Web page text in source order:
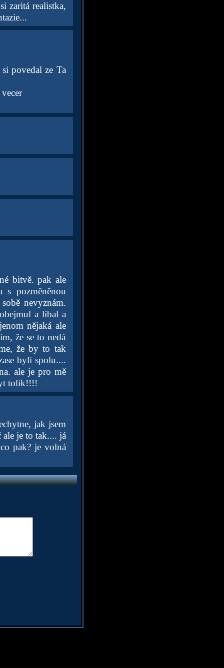
zaritá realistka,
povedal ze Ta
bitvě. pak ale
s pozměněnou
nevyznám.
a líbal a
nějaká ale
že se to nedá
že by to tak
byli spolu....
ale je pro mě
tolik!!!!
jak jsem
je to tak.... já
pak? je volná